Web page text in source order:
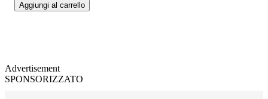
Aggiungi al carrello
Advertisement
SPONSORIZZATO